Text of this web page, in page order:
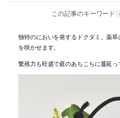
この記事のキーワード
独特のにおいを発するドクダミ。薬
を咲かせます。
繁殖力も旺盛で庭のあちこちに蔓延っ